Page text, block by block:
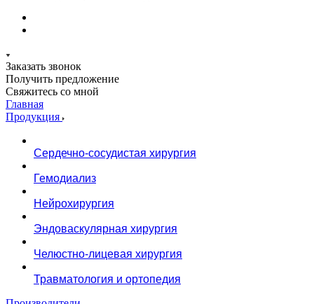
Заказать звонок
Получить предложение
Свяжитесь со мной
Главная
Продукция
Сердечно-сосудистая хирургия
Гемодиализ
Нейрохирургия
Эндоваскулярная хирургия
Челюстно-лицевая хирургия
Травматология и ортопедия